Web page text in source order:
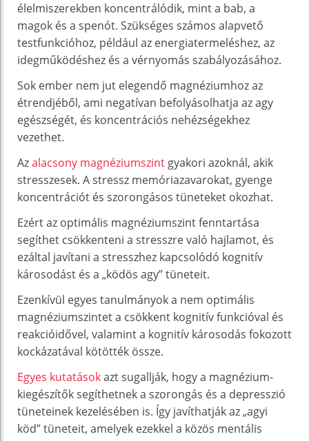
élelmiszerekben koncentrálódik, mint a bab, a
magok és a spenót. Szükséges számos alapvető
testfunkcióhoz, például az energiatermeléshez, az
idegműködéshez és a vérnyomás szabályozásához.
Sok ember nem jut elegendő magnéziumhoz az
étrendjéből, ami negatívan befolyásolhatja az agy
egészségét, és koncentrációs nehézségekhez
vezethet.
Azalacsony magnéziumszint gyakori azoknál, akik
stresszesek. A stressz memóriazavarokat, gyenge
koncentrációt és szorongásos tüneteket okozhat.
Ezért az optimális magnéziumszint fenntartása
segíthet csökkenteni a stresszre való hajlamot, és
ezáltal javítani a stresszhez kapcsolódó kognitív
károsodást és a „ködös agy” tüneteit.
Ezenkívül egyes tanulmányok a nem optimális
magnéziumszintet a csökkent kognitív funkcióval és
reakcióidővel, valamint a kognitív károsodás fokozott
kockázatával kötötték össze.
Egyes kutatásokazt sugallják, hogy a magnézium-
kiegészítők segíthetnek a szorongás és a depresszió
tüneteinek kezelésében is. Így javíthatják az „agyi
köd” tüneteit, amelyek ezekkel a közös mentális